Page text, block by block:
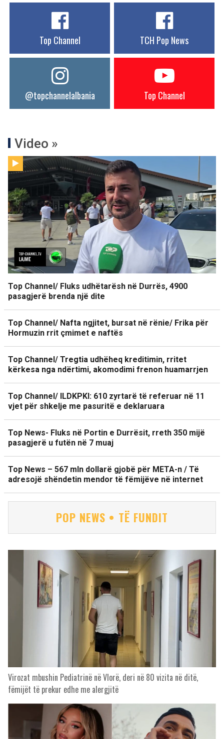
Top Channel TCH Pop News
@topchannelalbania Top Channel
Video »
Top Channel/ Fluks udhëtarësh në Durrës, 4900
pasagjerë brenda një dite
Top Channel/ Nafta ngjitet, bursat në rënie/ Frika për
Hormuzin rrit çmimet e naftës
Top Channel/ Tregtia udhëheq kreditimin, rritet
kërkesa nga ndërtimi, akomodimi frenon huamarrjen
Top Channel/ ILDKPKI: 610 zyrtarë të referuar në 11
vjet për shkelje me pasuritë e deklaruara
Top News- Fluks në Portin e Durrësit, rreth 350 mijë
pasagjerë u futën në 7 muaj
Top News – 567 mln dollarë gjobë për META-n / Të
adresojë shëndetin mendor të fëmijëve në internet
POP NEWS • TË FUNDIT
Virozat mbushin Pediatrinë në Vlorë, deri në 80 vizita në ditë,
fëmijët të prekur edhe me alergjitë